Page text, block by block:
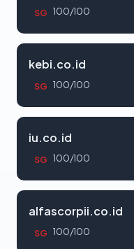
SG 100/100
kebi.co.id
SG 100/100
iu.co.id
SG 100/100
alfascorpii.co.id
SG 100/100